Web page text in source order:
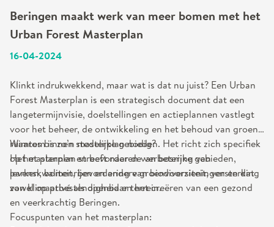
Beringen maakt werk van meer bomen met het
Urban Forest Masterplan
16-04-2024
Klinkt indrukwekkend, maar wat is dat nu juist? Een Urban
Forest Masterplan is een strategisch document dat een
langetermijnvisie, doelstellingen en actieplannen vastlegt
voor het beheer, de ontwikkeling en het behoud van groene
ruimtes binnen stedelijke gebieden. Het richt zich specifiek
op het plannen en bevorderen van bosrijke gebieden,
parken, bomenrijen en andere groenvoorzieningen en dat
zowel op privé als openbaar terrein.
Waarom is zo’n masterplan nodig?
Het masterplan streeft naar de verbetering van
levenskwaliteit, bevordering van biodiversiteit, versterking
van klimaatbestendigheid en het creëren van een gezond
en veerkrachtig Beringen.
Focuspunten van het masterplan: